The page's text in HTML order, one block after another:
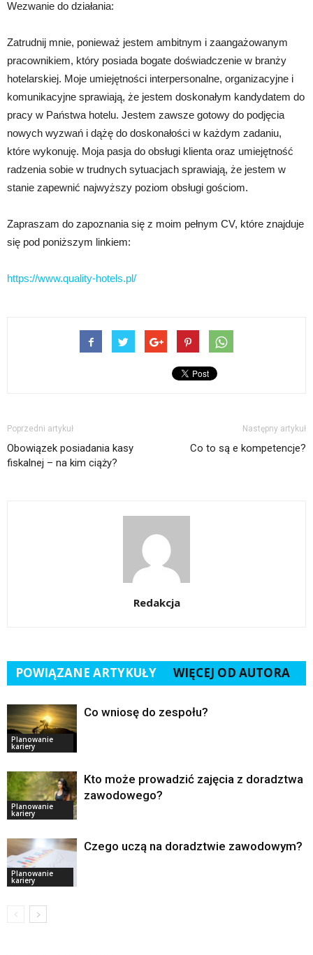
Wezwanie do działania:
Zatrudnij mnie, ponieważ jestem ambitnym i zaangażowanym
pracownikiem, który posiada bogate doświadczenie w branży
hotelarskiej. Moje umiejętności interpersonalne, organizacyjne i
komunikacyjne sprawiają, że jestem doskonałym kandydatem do
pracy w Państwa hotelu. Jestem zawsze gotowy do podjęcia
nowych wyzwań i dążę do doskonałości w każdym zadaniu,
które wykonuję. Moja pasja do obsługi klienta oraz umiejętność
radzenia sobie w trudnych sytuacjach sprawiają, że jestem w
stanie zapewnić najwyższy poziom obsługi gościom.
Zapraszam do zapoznania się z moim pełnym CV, które znajduje
się pod poniższym linkiem:
https://www.quality-hotels.pl/
Poprzedni artykuł
Obowiązek posiadania kasy
fiskalnej – na kim ciąży?
Następny artykuł
Co to są e kompetencje?
Redakcja
POWIĄZANE ARTYKUŁY WIĘCEJ OD AUTORA
Planowanie
kariery
Co wniosę do zespołu?
Planowanie
kariery
Kto może prowadzić zajęcia z doradztwa
zawodowego?
Planowanie
kariery
Czego uczą na doradztwie zawodowym?